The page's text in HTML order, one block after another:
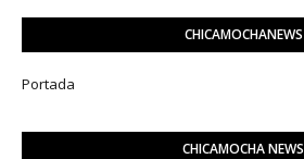
CHICAMOCHANEWS
Portada
CHICAMOCHA NEWS